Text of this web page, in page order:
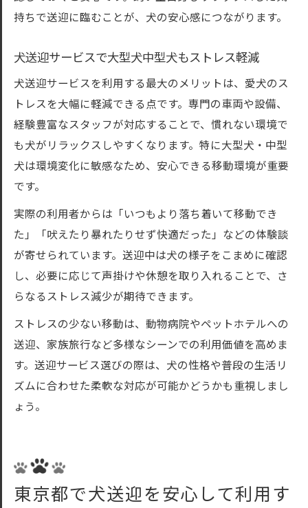
持ちで送迎に臨むことが、犬の安心感につながります。
犬送迎サービスで大型犬中型犬もストレス軽減
犬送迎サービスを利用する最大のメリットは、愛犬のス
トレスを大幅に軽減できる点です。専門の車両や設備、
経験豊富なスタッフが対応することで、慣れない環境で
も犬がリラックスしやすくなります。特に大型犬・中型
犬は環境変化に敏感なため、安心できる移動環境が重要
です。
実際の利用者からは「いつもより落ち着いて移動でき
た」「吠えたり暴れたりせず快適だった」などの体験談
が寄せられています。送迎中は犬の様子をこまめに確認
し、必要に応じて声掛けや休憩を取り入れることで、さ
らなるストレス減少が期待できます。
ストレスの少ない移動は、動物病院やペットホテルへの
送迎、家族旅行など多様なシーンでの利用価値を高めま
す。送迎サービス選びの際は、犬の性格や普段の生活リ
ズムに合わせた柔軟な対応が可能かどうかも重視しまし
ょう。
東京都で犬送迎を安心して利用す